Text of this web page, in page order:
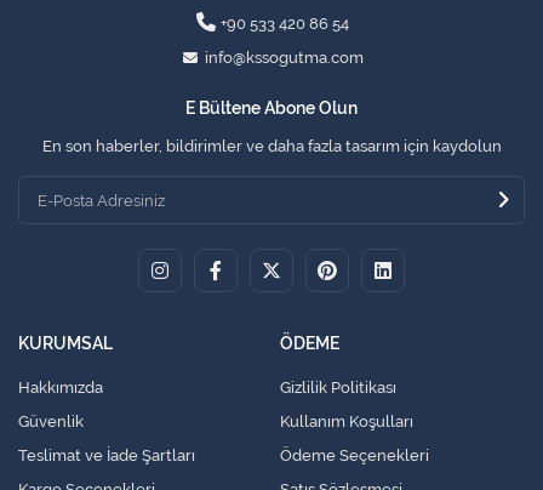
+90 533 420 86 54
info@kssogutma.com
E Bültene Abone Olun
En son haberler, bildirimler ve daha fazla tasarım için kaydolun
KURUMSAL
Hakkımızda
Güvenlik
Teslimat ve İade Şartları
ÖDEME
Gizlilik Politikası
Kullanım Koşulları
Ödeme Seçenekleri